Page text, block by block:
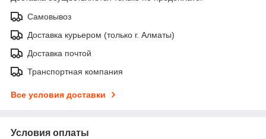
Самовывоз
Доставка курьером (только г. Алматы)
Доставка почтой
Транспортная компания
Все условия доставки
Условия оплаты